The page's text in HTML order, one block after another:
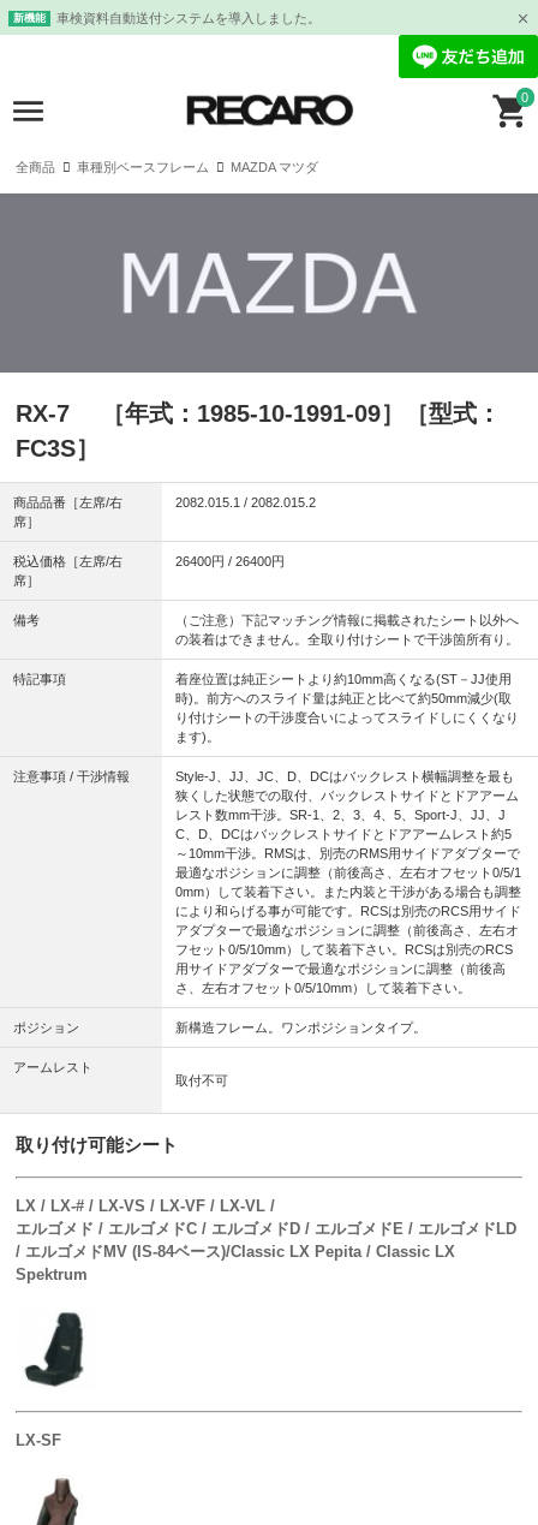
新機能 車検資料自動送付システムを導入しました。
0
全商品 車種別ベースフレーム MAZDA マツダ
RX-7 ［年式：1985-10-1991-09］［型式：
FC3S］
商品品番［左席/右
席］
2082.015.1 / 2082.015.2
税込価格［左席/右
席］
26400円 / 26400円
備考
（ご注意）下記マッチング情報に掲載されたシート以外へ
の装着はできません。全取り付けシートで干渉箇所有り。
特記事項
着座位置は純正シートより約10mm高くなる(ST－JJ使用
時)。前方へのスライド量は純正と比べて約50mm減少(取
り付けシートの干渉度合いによってスライドしにくくなり
ます)。
注意事項 / 干渉情報
Style-J、JJ、JC、D、DCはバックレスト横幅調整を最も
狭くした状態での取付、バックレストサイドとドアアーム
レスト数mm干渉。SR-1、2、3、4、5、Sport-J、JJ、J
C、D、DCはバックレストサイドとドアアームレスト約5
～10mm干渉。RMSは、別売のRMS用サイドアダプターで
最適なポジションに調整（前後高さ、左右オフセット0/5/1
0mm）して装着下さい。また内装と干渉がある場合も調整
により和らげる事が可能です。RCSは別売のRCS用サイド
アダプターで最適なポジションに調整（前後高さ、左右オ
フセット0/5/10mm）して装着下さい。RCSは別売のRCS
用サイドアダプターで最適なポジションに調整（前後高
さ、左右オフセット0/5/10mm）して装着下さい。
ポジション 新構造フレーム。ワンポジションタイプ。
アームレスト
取付不可
取り付け可能シート
LX / LX-# / LX-VS / LX-VF / LX-VL /
エルゴメド / エルゴメドC / エルゴメドD / エルゴメドE / エルゴメドLD
/ エルゴメドMV (IS-84ベース)/Classic LX Pepita / Classic LX
Spektrum
LX-SF